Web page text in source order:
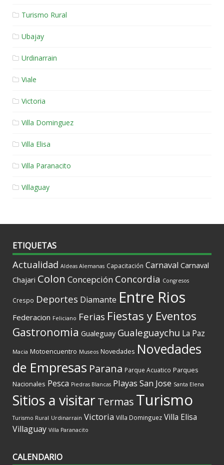
Turismo Rural
Ubajay
Urdinarrain
Viale
Victoria
Villa Dominguez
Villa Elisa
Villa Paranacito
Villaguay
ETIQUETAS
Actualidad Aldeas Alemanas Capacitación Carnaval Carnaval
Chajari Colon Concepción Concordia Congresos
Crespo Deportes Diamante Entre Rios
Federacion Feliciano Ferias Fiestas y Eventos
Gastronomia Gualeguay Gualeguaychu La Paz
Macia Motoencuentro Museos Novedades Novedades
de Empresas Parana Parque Acuatico Parques
Nacionales Pesca Piedras Blancas Playas San Jose Santa Elena
Sitios a visitarTermas Turismo
Turismo Rural Urdinarrain Victoria Villa Dominguez Villa Elisa
Villaguay Villa Paranacito
CALENDARIO